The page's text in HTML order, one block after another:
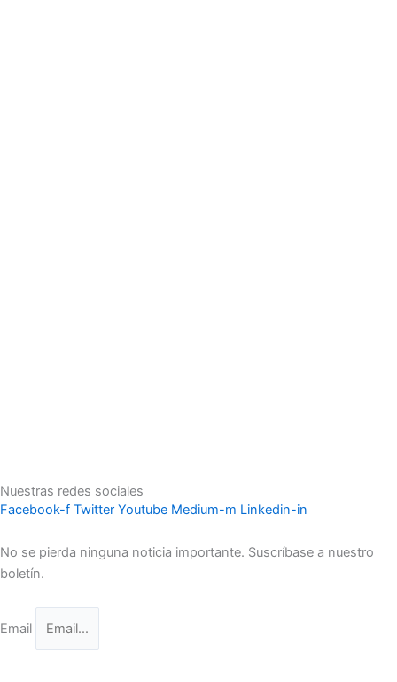
Nuestras redes sociales
Facebook-f Twitter Youtube Medium-m Linkedin-in
No se pierda ninguna noticia importante. Suscríbase a nuestro
boletín.
Email